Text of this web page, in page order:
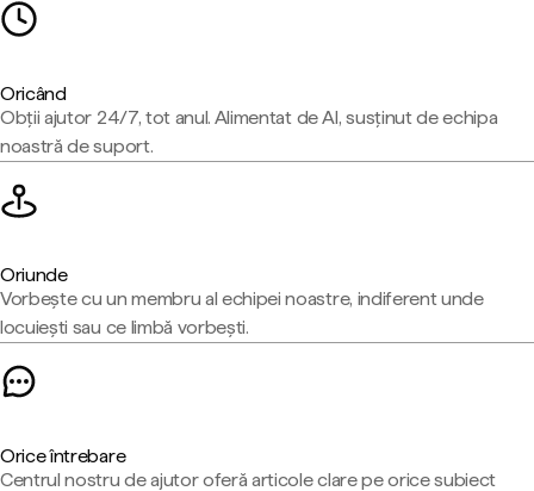
Oricând
Obții ajutor 24/7, tot anul. Alimentat de AI, susținut de echipa
noastră de suport.
Oriunde
Vorbește cu un membru al echipei noastre, indiferent unde
locuiești sau ce limbă vorbești.
Orice întrebare
Centrul nostru de ajutor oferă articole clare pe orice subiect